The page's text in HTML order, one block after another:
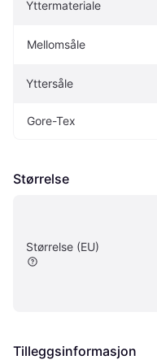
Yttermateriale
Mellomsåle
Yttersåle
Gore-Tex
Størrelse
Størrelse (EU)
Tilleggsinformasjon